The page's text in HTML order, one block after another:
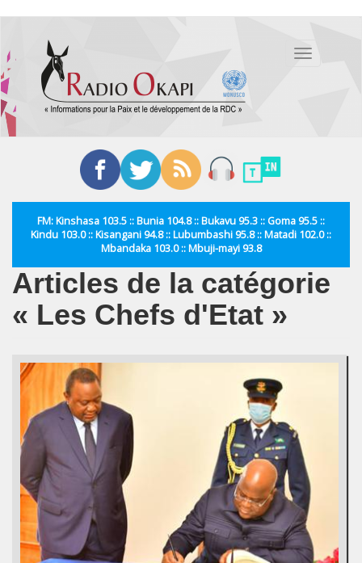
contenu
principal
Toggle
FM: Kinshasa 103.5 :: Bunia 104.8 :: Bukavu 95.3 :: Goma 95.5 ::
Kindu 103.0 :: Kisangani 94.8 :: Lubumbashi 95.8 :: Matadi 102.0 ::
Mbandaka 103.0 :: Mbuji-mayi 93.8
Articles de la catégorie
« Les Chefs d'Etat »